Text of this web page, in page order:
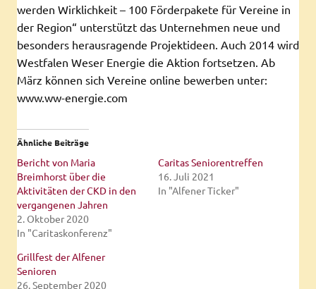
werden Wirklichkeit – 100 Förderpakete für Vereine in
der Region“ unterstützt das Unternehmen neue und
besonders herausragende Projektideen. Auch 2014 wird
Westfalen Weser Energie die Aktion fortsetzen. Ab
März können sich Vereine online bewerben unter:
www.ww-energie.com
Ähnliche Beiträge
Bericht von Maria
Breimhorst über die
Aktivitäten der CKD in den
vergangenen Jahren
2. Oktober 2020
In "Caritaskonferenz"
Caritas Seniorentreffen
16. Juli 2021
In "Alfener Ticker"
Grillfest der Alfener
Senioren
26. September 2020